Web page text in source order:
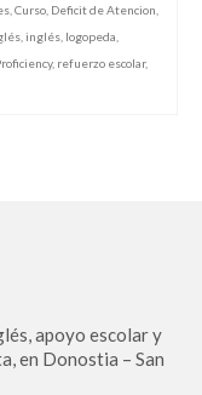
Curso Deficit de Atencion
inglés logopeda
, refuerzo escolar,
apoyo escolar y
en Donostia – San